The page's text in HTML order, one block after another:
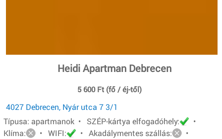
Heidi Apartman Debrecen
5 600 Ft (fő / éj-től)
4027 Debrecen, Nyár utca 7 3/1
Típusa: apartmanok • SZÉP-kártya elfogadóhely:
•
Klíma:
• WIFI: • Akadálymentes szállás:
•